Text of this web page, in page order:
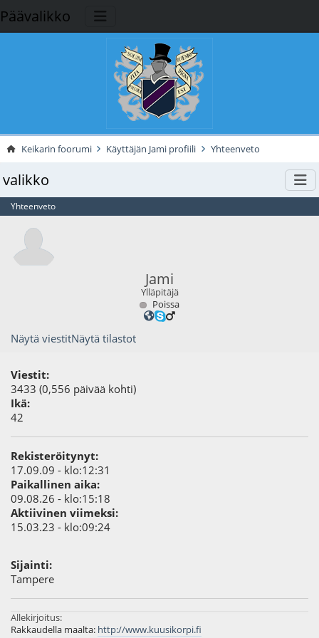
Päävalikko
Keikarin foorumi Käyttäjän Jami profiili Yhteenveto
valikko
Yhteenveto
Jami
Ylläpitäjä
Poissa
Näytä viestitNäytä tilastot
Viestit:
3433 (0,556 päivää kohti)
Ikä:
42
Rekisteröitynyt:
17.09.09 - klo:12:31
Paikallinen aika:
09.08.26 - klo:15:18
Aktiivinen viimeksi:
15.03.23 - klo:09:24
Sijainti:
Tampere
Allekirjoitus:
Rakkaudella maalta: http://www.kuusikorpi.fi